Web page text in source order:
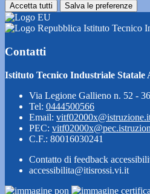
Accetta tutti Salva le preferenze
Istituto Tecnico
Contatti
Istituto Tecnico Industriale Statale
Via Legione Gallieno n. 52 -
Tel: 0444500566
Email:
PEC:
C.F.: 80016030241
Contatto di feedback
accessibilita@itisrossi.vi.it